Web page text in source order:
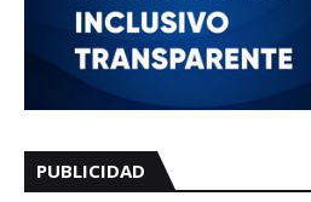
PUBLICIDAD